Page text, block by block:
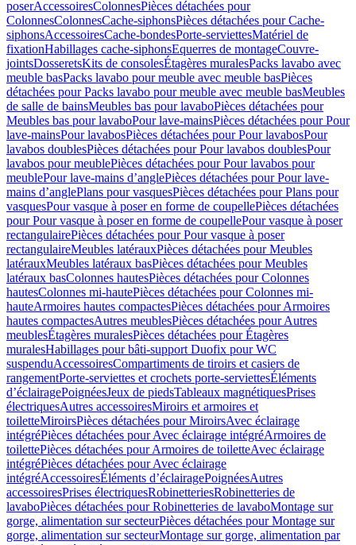
poserAccessoiresColonnesPièces détachées pour
ColonnesColonnesCache-siphonsPièces détachées pour Cache-
siphonsAccessoiresCache-bondesPorte-serviettesMatériel de
fixationHabillages cache-siphonsEquerres de montageCouvre-
jointsDosseretsKits de consolesÉtagères muralesPacks lavabo avec
meuble basPacks lavabo pour meuble avec meuble basPièces
détachées pour Packs lavabo pour meuble avec meuble basMeubles
de salle de bainsMeubles bas pour lavaboPièces détachées pour
Meubles bas pour lavaboPour lave-mainsPièces détachées pour Pour
lave-mainsPour lavabosPièces détachées pour Pour lavabosPour
lavabos doublesPièces détachées pour Pour lavabos doublesPour
lavabos pour meublePièces détachées pour Pour lavabos pour
meublePour lave-mains d’anglePièces détachées pour Pour lave-
mains d’anglePlans pour vasquesPièces détachées pour Plans pour
vasquesPour vasque à poser en forme de coupellePièces détachées
pour Pour vasque à poser en forme de coupellePour vasque à poser
rectangulairePièces détachées pour Pour vasque à poser
rectangulaireMeubles latérauxPièces détachées pour Meubles
latérauxMeubles latéraux basPièces détachées pour Meubles
latéraux basColonnes hautesPièces détachées pour Colonnes
hautesColonnes mi-hautePièces détachées pour Colonnes mi-
hauteArmoires hautes compactesPièces détachées pour Armoires
hautes compactesAutres meublesPièces détachées pour Autres
meublesÉtagères muralesPièces détachées pour Étagères
muralesHabillages pour bâti-support Duofix pour WC
suspenduAccessoiresCompartiments de tiroirs et casiers de
rangementPorte-serviettes et crochets porte-serviettesÉléments
d’éclairagePoignéesJeux de piedsTableaux magnétiquesPrises
électriquesAutres accessoiresMiroirs et armoires et
toiletteMiroirsPièces détachées pour MiroirsAvec éclairage
intégréPièces détachées pour Avec éclairage intégréArmoires de
toilettePièces détachées pour Armoires de toiletteAvec éclairage
intégréPièces détachées pour Avec éclairage
intégréAccessoiresÉléments d’éclairagePoignéesAutres
accessoiresPrises électriquesRobinetteriesRobinetteries de
lavaboPièces détachées pour Robinetteries de lavaboMontage sur
gorge, alimentation sur secteurPièces détachées pour Montage sur
gorge, alimentation sur secteurMontage sur gorge, alimentation par